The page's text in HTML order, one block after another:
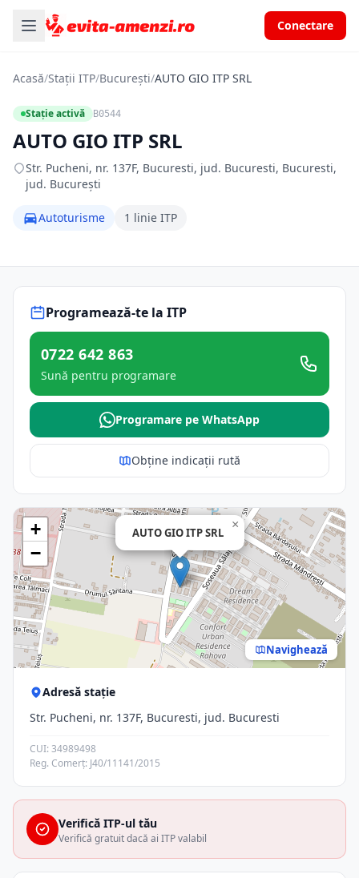
Conectare
Acasă/Stații ITP/București/AUTO GIO ITP SRL
Stație activă B0544
AUTO GIO ITP SRL
Str. Pucheni, nr. 137F, Bucuresti, jud. Bucuresti, Bucuresti,
jud. București
Autoturisme 1 linie ITP
Programează-te la ITP
0722 642 863
Sună pentru programare
Programare pe WhatsApp
Obține indicații rută
AUTO GIO ITP SRL
×
+
−
Navighează
Adresă stație
Str. Pucheni, nr. 137F, Bucuresti, jud. Bucuresti
CUI: 34989498
Reg. Comerț: J40/11141/2015
Verifică ITP-ul tău
Verifică gratuit dacă ai ITP valabil